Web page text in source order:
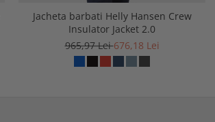
Jacheta barbati Helly Hansen Crew
Insulator Jacket 2.0
965,97 Lei676,18 Lei